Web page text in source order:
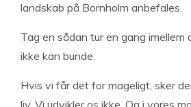
landskab på Bornholm anbefales.
Tag en sådan tur en gang imellem
ikke kan bunde.
Hvis vi får det for mageligt, sker